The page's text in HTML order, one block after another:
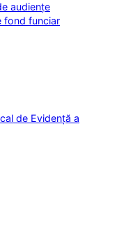
audiențe
fond funciar
de Evidență a